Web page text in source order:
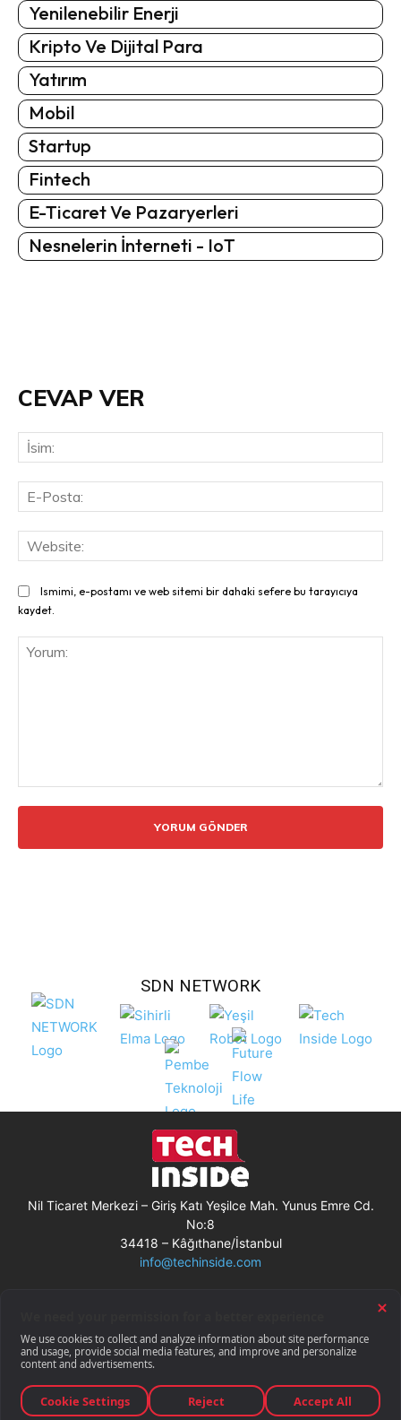
Yenilenebilir Enerji
Kripto Ve Dijital Para
Yatırım
Mobil
Startup
Fintech
E-Ticaret Ve Pazaryerleri
Nesnelerin İnterneti - IoT
CEVAP VER
Ismimi, e-postamı ve web sitemi bir dahaki sefere bu tarayıcıya
kaydet.
SDN NETWORK
Nil Ticaret Merkezi – Giriş Katı Yeşilce Mah. Yunus Emre Cd.
No:8
34418 – Kâğıthane/İstanbul
info@techinside.com
Gizlilik Bildirimi
RSS
© Techinside.com, İnternet Medyası